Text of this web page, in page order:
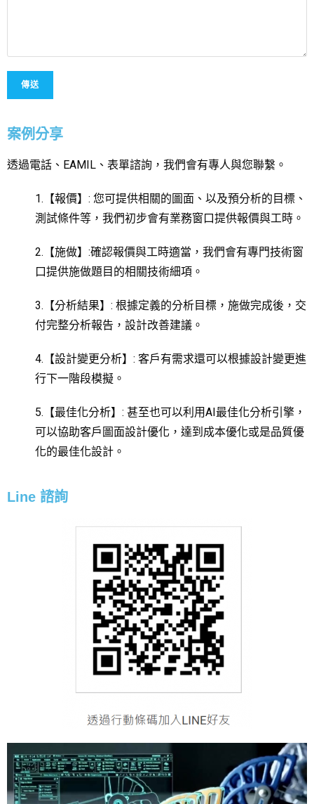
案例分享
透過電話、EAMIL、表單諮詢，我們會有專人與您聯繫。
1.【報價】: 您可提供相關的圖面、以及預分析的目標、
測試條件等，我們初步會有業務窗口提供報價與工時。
2.【施做】:確認報價與工時適當，我們會有專門技術窗
口提供施做題目的相關技術細項。
3.【分析結果】: 根據定義的分析目標，施做完成後，交
付完整分析報告，設計改善建議。
4.【設計變更分析】: 客戶有需求還可以根據設計變更進
行下一階段模擬。
5.【最佳化分析】: 甚至也可以利用AI最佳化分析引擎，
可以協助客戶圖面設計優化，達到成本優化或是品質優
化的最佳化設計。
Line 諮詢